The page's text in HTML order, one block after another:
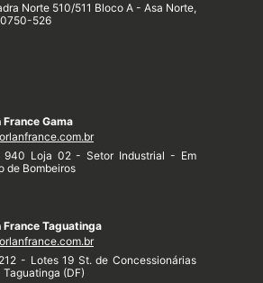
Norte 510/511 Bloco A - Asa Norte,
526
Gama
940 Loja 02 - Setor Industrial - Em
de Bombeiros
France Taguatinga
- Lotes 19 St. de Concessionárias
(DF)